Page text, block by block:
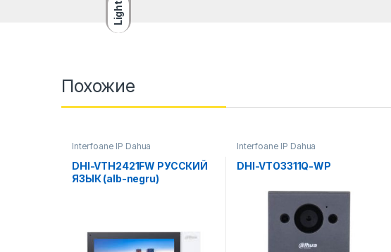
Light
Похожие
Interfoane IP Dahua
DHI-VTH2421FW РУССКИЙ
ЯЗЫК (alb-negru)
Interfoane IP Dahua
DHI-VTO3311Q-WP